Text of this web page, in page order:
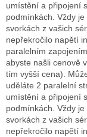
umístění a připojení
podmínkách. Vždy
svorkách z vašich
nepřekročilo napětí
paralelním
abyste našli cenově
tím vyšší cena).
uděláte 2 paralelní
umístění a připojení
podmínkách. Vždy
svorkách z vašich
nepřekročilo napětí